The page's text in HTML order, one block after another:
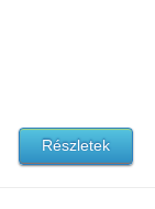
Részletek